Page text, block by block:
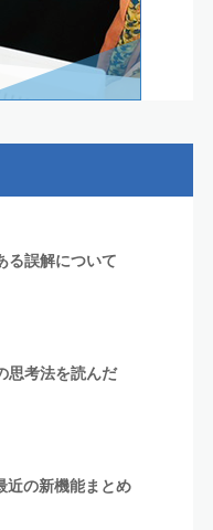
る誤解について
思考法を読んだ
の新機能まとめ